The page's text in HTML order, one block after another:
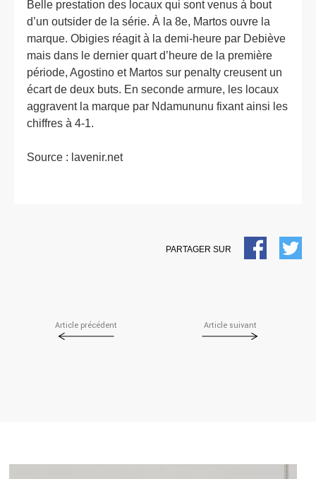
Belle prestation des locaux qui sont venus à bout
d’un outsider de la série. À la 8e, Martos ouvre la
marque. Obigies réagit à la demi-heure par Debiève
mais dans le dernier quart d’heure de la première
période, Agostino et Martos sur penalty creusent un
écart de deux buts. En seconde armure, les locaux
aggravent la marque par Ndamununu fixant ainsi les
chiffres à 4-1.
Source : lavenir.net
PARTAGER SUR
FACEBOOK
Article précédent Article suivant